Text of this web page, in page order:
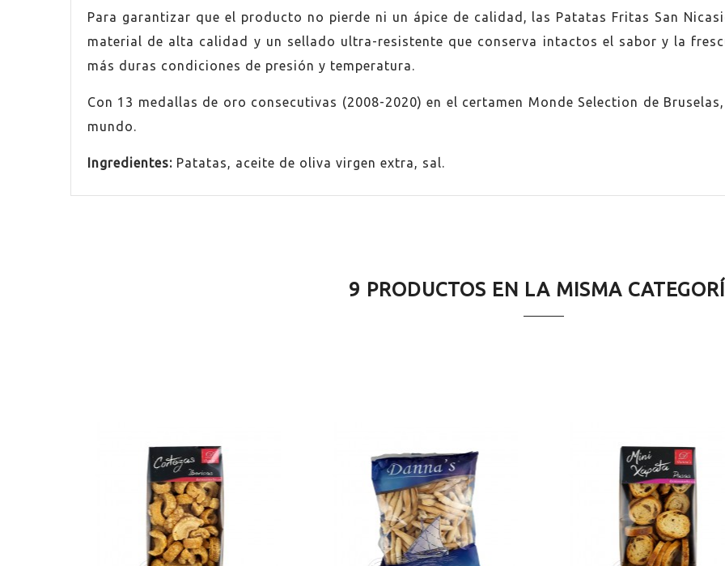
Para garantizar que el producto no pierde ni un ápice de calidad, las Patatas Fritas San
material de alta calidad y un sellado ultra-resistente que conserva intactos el sabor y la
más duras condiciones de presión y temperatura.
Con 13 medallas de oro consecutivas (2008-2020) en el certamen Monde Selection de
mundo.
Ingredientes: Patatas, aceite de oliva virgen extra, sal.
9 PRODUCTOS EN LA MISMA